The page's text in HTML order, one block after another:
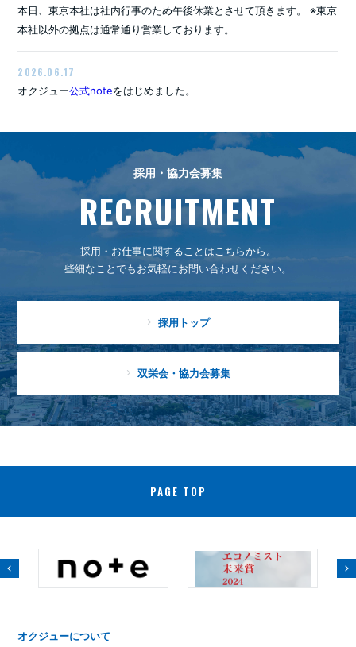
本日、東京本社は社内行事のため午後休業とさせて頂きます。 ※東京
本社以外の拠点は通常通り営業しております。
2026.06.17
オクジュー公式noteをはじめました。
採用・協力会募集
RECRUITMENT
採用・お仕事に関することはこちらから。
些細なことでもお気軽にお問い合わせください。
採用トップ
双栄会・協力会募集
PAGE TOP
オクジューについて